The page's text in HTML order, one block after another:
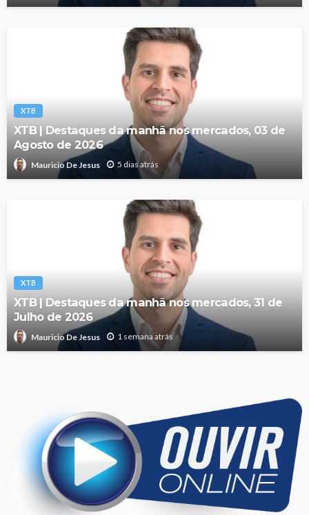
XTB
XTB | Destaques da manhã nos mercados, 03 de
Agosto de 2026
Mauricio De Jesus 5 dias atrás
XTB
XTB | Destaques da manhã nos mercados, 31 de
Julho de 2026
Mauricio De Jesus 1 semana atrás